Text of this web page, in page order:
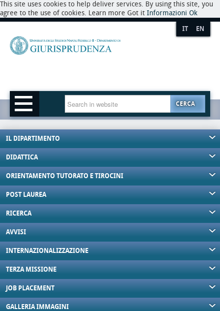
This site uses cookies to help deliver services. By using this site, you
agree to the use of cookies. Learn more Got it Informazioni Ok
IT EN
CERCA
IL DIPARTIMENTO
DIDATTICA
ORIENTAMENTO TUTORATO E TIROCINI
POST LAUREA
RICERCA
AVVISI
INTERNAZIONALIZZAZIONE
TERZA MISSIONE
JOB PLACEMENT
GALLERIA IMMAGINI